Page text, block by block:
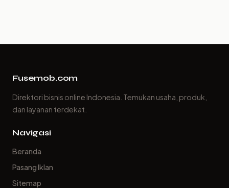
Fusemob.com
Direktori bisnis online Indonesia. Temukan usaha, produk,
dan layanan terdekat.
Navigasi
Beranda
Pasang Iklan
Sitemap